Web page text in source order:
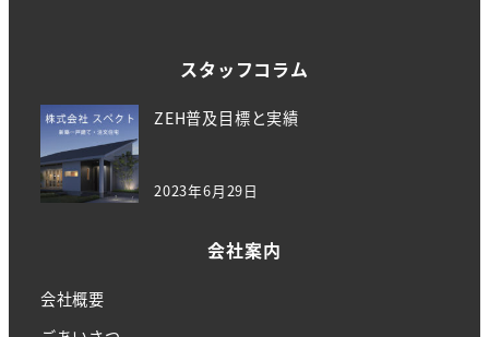
スタッフコラム
ZEH普及目標と実績
2023年6月29日
会社案内
会社概要